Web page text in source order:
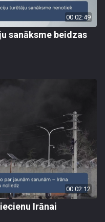
00:02:49
sanāksme beidzas
00:02:12
Irānai